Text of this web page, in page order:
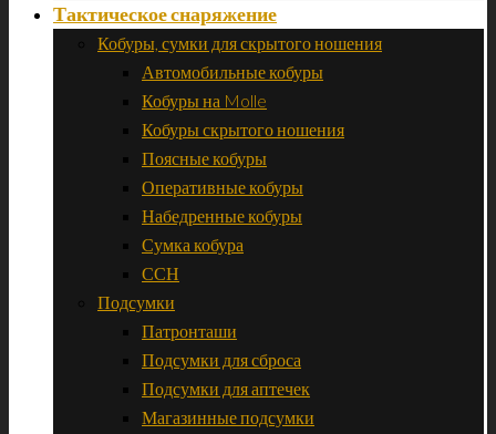
Тактическое снаряжение
Кобуры, сумки для скрытого ношения
Автомобильные кобуры
Кобуры на Molle
Кобуры скрытого ношения
Поясные кобуры
Оперативные кобуры
Набедренные кобуры
Сумка кобура
ССН
Подсумки
Патронташи
Подсумки для сброса
Подсумки для аптечек
Магазинные подсумки